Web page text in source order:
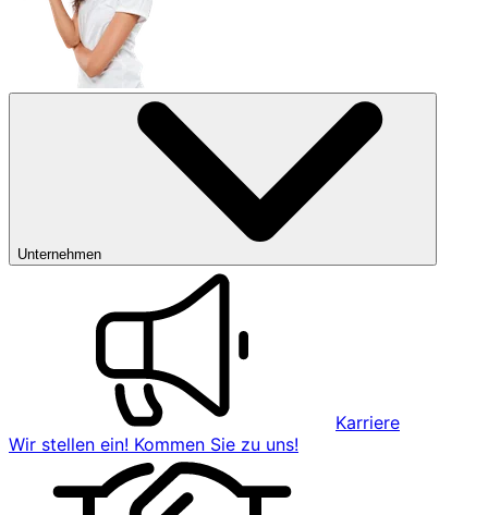
Unternehmen
Karriere
Wir stellen ein! Kommen Sie zu uns!